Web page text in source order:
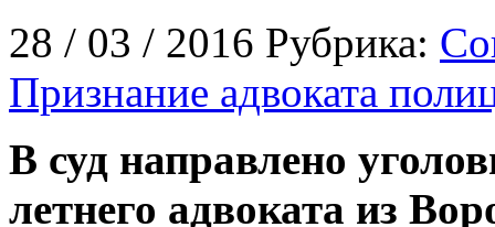
28 / 03 / 2016 Рубрика:
Признание адвоката
В суд направлено
летнего адвоката из